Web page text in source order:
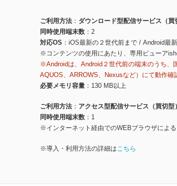
ご利用方法
ダウンロード型配信サービス（買
同時使用端末数
2
対応OS
iOS最新の２世代前まで / Android最
※コンテンツの使用にあたり、専用ビューア
※Androidは、Android２世代前の端末のうち、
AQUOS、ARROWS、Nexusなど）にて動作確
必要メモリ容量
130 MB以上
ご利用方法
アクセス型配信サービス（買切型）
同時使用端末数
1
※インターネット経由でのWEBブラウザによ
※導入・利用方法の詳細はこちら